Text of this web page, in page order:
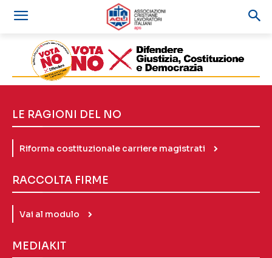
LE RAGIONI DEL NO
Riforma costituzionale carriere magistrati
RACCOLTA FIRME
Vai al modulo
MEDIAKIT